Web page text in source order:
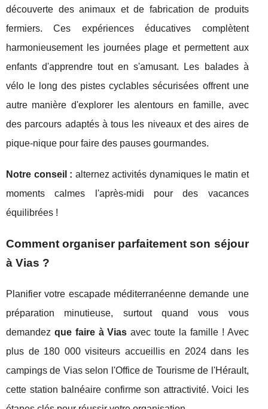
découverte des animaux et de fabrication de produits
fermiers. Ces expériences éducatives complètent
harmonieusement les journées plage et permettent aux
enfants d'apprendre tout en s'amusant. Les balades à
vélo le long des pistes cyclables sécurisées offrent une
autre manière d'explorer les alentours en famille, avec
des parcours adaptés à tous les niveaux et des aires de
pique-nique pour faire des pauses gourmandes.
Notre conseil : alternez activités dynamiques le matin et
moments calmes l'après-midi pour des vacances
équilibrées !
Comment organiser parfaitement son séjour
à Vias ?
Planifier votre escapade méditerranéenne demande une
préparation minutieuse, surtout quand vous vous
demandez que faire à Vias avec toute la famille ! Avec
plus de 180 000 visiteurs accueillis en 2024 dans les
campings de Vias selon l'Office de Tourisme de l'Hérault,
cette station balnéaire confirme son attractivité. Voici les